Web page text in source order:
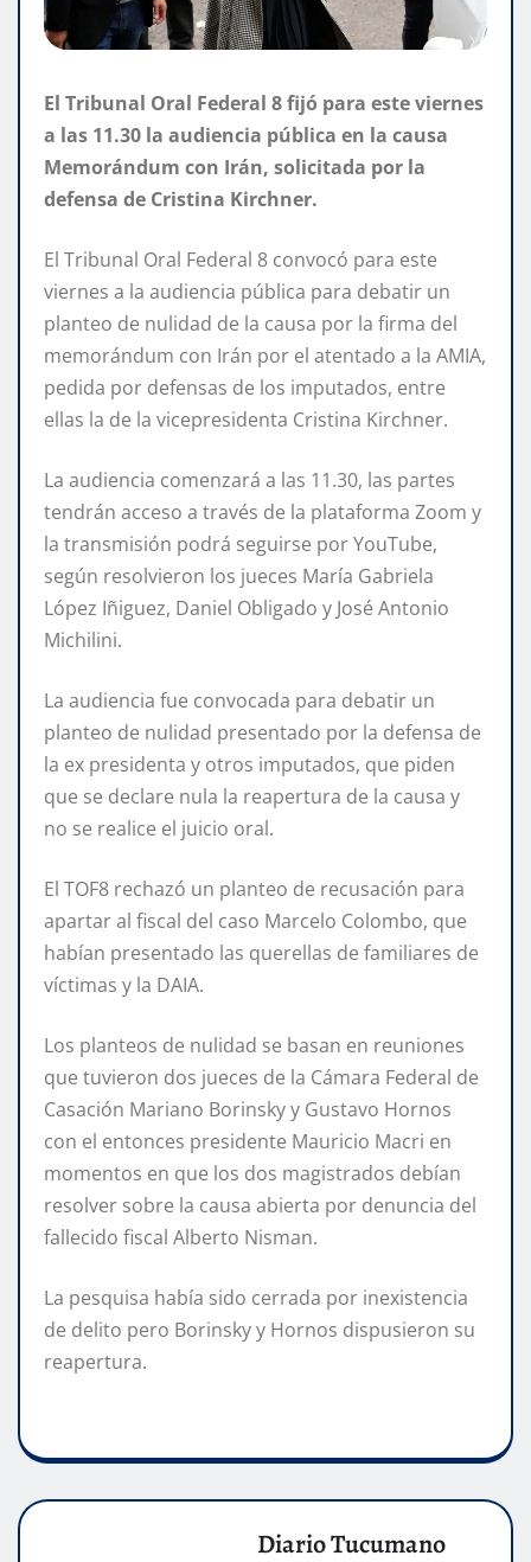
El Tribunal Oral Federal 8 fijó para este viernes
a las 11.30 la audiencia pública en la causa
Memorándum con Irán, solicitada por la
defensa de Cristina Kirchner.
El Tribunal Oral Federal 8 convocó para este
viernes a la audiencia pública para debatir un
planteo de nulidad de la causa por la firma del
memorándum con Irán por el atentado a la AMIA,
pedida por defensas de los imputados, entre
ellas la de la vicepresidenta Cristina Kirchner.
La audiencia comenzará a las 11.30, las partes
tendrán acceso a través de la plataforma Zoom y
la transmisión podrá seguirse por YouTube,
según resolvieron los jueces María Gabriela
López Iñiguez, Daniel Obligado y José Antonio
Michilini.
La audiencia fue convocada para debatir un
planteo de nulidad presentado por la defensa de
la ex presidenta y otros imputados, que piden
que se declare nula la reapertura de la causa y
no se realice el juicio oral.
El TOF8 rechazó un planteo de recusación para
apartar al fiscal del caso Marcelo Colombo, que
habían presentado las querellas de familiares de
víctimas y la DAIA.
Los planteos de nulidad se basan en reuniones
que tuvieron dos jueces de la Cámara Federal de
Casación Mariano Borinsky y Gustavo Hornos
con el entonces presidente Mauricio Macri en
momentos en que los dos magistrados debían
resolver sobre la causa abierta por denuncia del
fallecido fiscal Alberto Nisman.
La pesquisa había sido cerrada por inexistencia
de delito pero Borinsky y Hornos dispusieron su
reapertura.
Diario Tucumano